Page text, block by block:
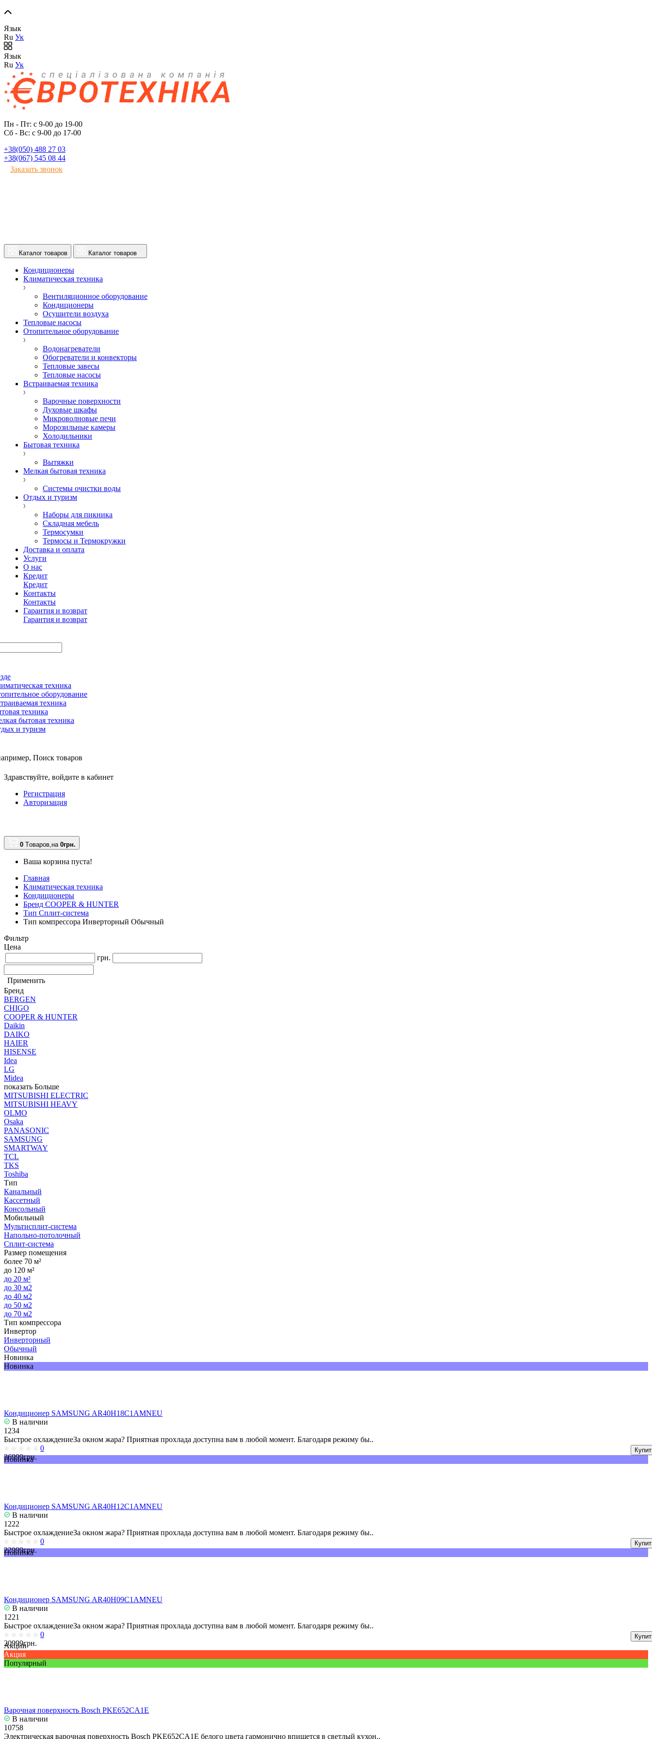
Язык
Ru Ук
Язык
Ru Ук
Пн - Пт: с 9-00 до 19-00
Сб - Вс: с 9-00 до 17-00
+38(050) 488 27 03
+38(067) 545 08 44
Заказать звонок
Каталог товаров Каталог товаров
Кондиционеры
Климатическая техника
Вентиляционное оборудование
Кондиционеры
Осушители воздуха
Тепловые насосы
Отопительное оборудование
Водонагреватели
Обогреватели и конвекторы
Тепловые завесы
Тепловые насосы
Встраиваемая техника
Варочные поверхности
Духовые шкафы
Микроволновые печи
Морозильные камеры
Холодильники
Бытовая техника
Вытяжки
Мелкая бытовая техника
Системы очистки воды
Отдых и туризм
Наборы для пикника
Складная мебель
Термосумки
Термосы и Термокружки
Доставка и оплата
Услуги
О нас
Кредит
Кредит
Контакты
Контакты
Гарантия и возврат
Гарантия и возврат
техника
оборудование
техника
техника
бытовая техника
и туризм
Поиск товаров
Здравствуйте, войдите в кабинет
Регистрация
Авторизация
0 Tоваров,на 0грн.
Ваша корзина пуста!
Главная
Климатическая техника
Кондиционеры
Бренд COOPER & HUNTER
Тип Сплит-система
Тип компрессора Инверторный Обычный
Фильтр
Цена
грн.
Применить
Бренд
BERGEN
CHIGO
COOPER & HUNTER
Daikin
DAIKO
HAIER
HISENSE
Idea
LG
Midea
показать Больше
MITSUBISHI ELECTRIC
MITSUBISHI HEAVY
OLMO
Osaka
PANASONIC
SAMSUNG
SMARTWAY
TCL
TKS
Toshiba
Тип
Канальный
Кассетный
Консольный
Мобильный
Мультисплит-система
Напольно-потолочный
Сплит-система
Размер помещения
более 70 м²
до 120 м²
до 20 м²
до 30 м2
до 40 м2
до 50 м2
до 70 м2
Тип компрессора
Инвертор
Инверторный
Обычный
Новинка
Новинка
Кондиционер SAMSUNG AR40H18C1AMNEU
В наличии
1234
Быстрое охлаждениеЗа окном жара? Приятная прохлада доступна вам в любой момент. Благодаря режиму бы..
0
36999грн.
Новинка
Кондиционер SAMSUNG AR40H12C1AMNEU
В наличии
1222
Быстрое охлаждениеЗа окном жара? Приятная прохлада доступна вам в любой момент. Благодаря режиму бы..
0
22999грн.
Новинка
Кондиционер SAMSUNG AR40H09C1AMNEU
В наличии
1221
Быстрое охлаждениеЗа окном жара? Приятная прохлада доступна вам в любой момент. Благодаря режиму бы..
0
20999грн.
Акции
Акция
Популярный
Варочная поверхность Bosch PKE652CA1E
В наличии
10758
Электрическая варочная поверхность Bosch PKE652CA1E белого цвета гармонично впишется в светлый кухон..